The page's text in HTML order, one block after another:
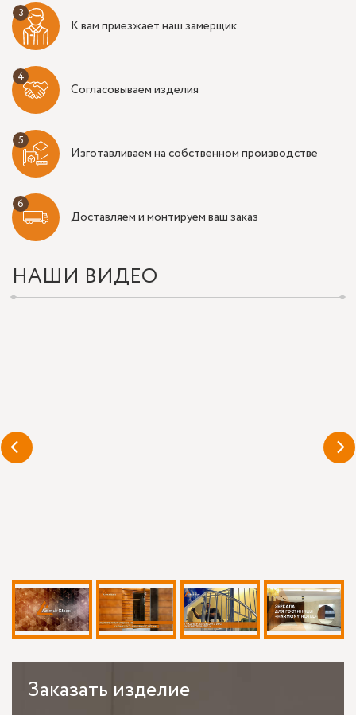
К вам приезжает наш замерщик
Согласовываем изделия
Изготавливаем на собственном производстве
Доставляем и монтируем ваш заказ
НАШИ ВИДЕО
Заказать изделие